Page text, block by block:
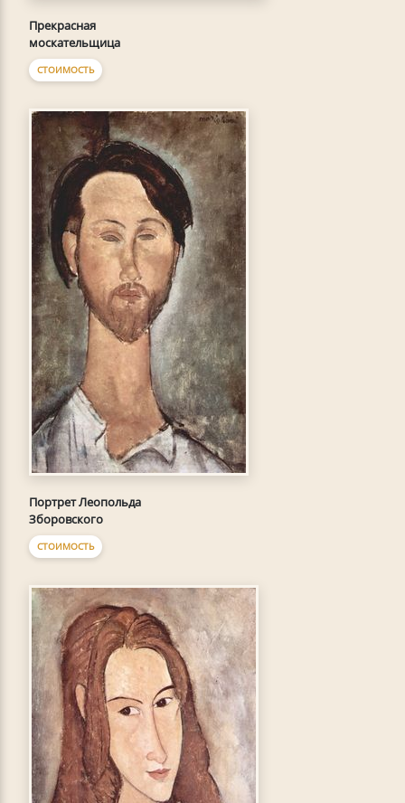
Прекрасная
москательщица
СТОИМОСТЬ
Портрет Леопольда
Зборовского
СТОИМОСТЬ